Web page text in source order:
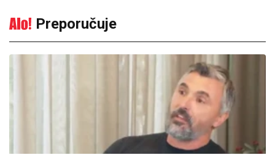
Preporučuje